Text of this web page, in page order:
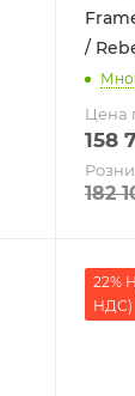
/
Цена
158
182
22%
НДС)